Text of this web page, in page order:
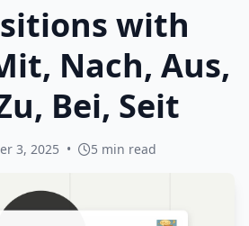
with
Nach, Aus,
Bei, Seit
3, 2025 • 5 min read